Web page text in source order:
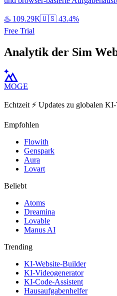
♨️ 109.29K🇺🇸 43.4%
Free Trial
Analytik der Sim
MOGE
Echtzeit ⚡️ Updates zu globalen
Empfohlen
Flowith
Genspark
Aura
Lovart
Beliebt
Atoms
Dreamina
Lovable
Manus AI
Trending
KI-Website-Builder
KI-Videogenerator
KI-Code-Assistent
Hausaufgabenhelfer